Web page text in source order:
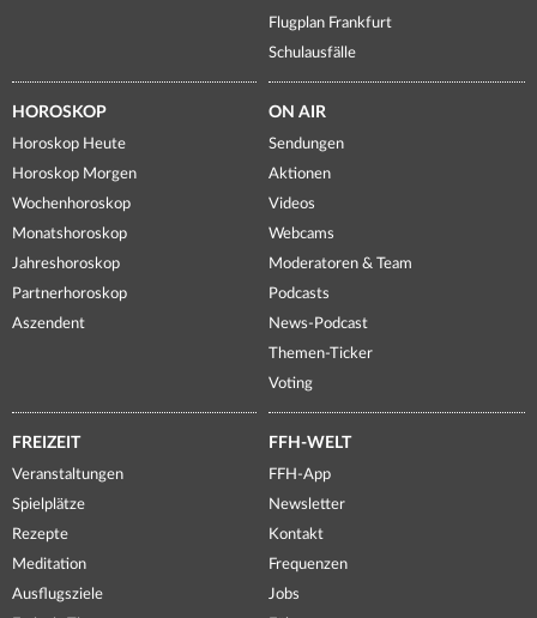
Flugplan Frankfurt
Schulausfälle
HOROSKOP
Horoskop Heute
Horoskop Morgen
Wochenhoroskop
Monatshoroskop
Jahreshoroskop
Partnerhoroskop
Aszendent
ON AIR
Sendungen
Aktionen
Videos
Webcams
Moderatoren & Team
Podcasts
News-Podcast
Themen-Ticker
Voting
FREIZEIT
Veranstaltungen
Spielplätze
Rezepte
Meditation
Ausflugsziele
FFH-WELT
FFH-App
Newsletter
Kontakt
Frequenzen
Jobs